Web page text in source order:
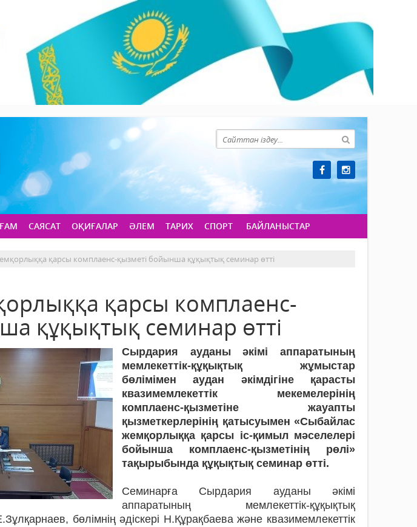
САЯСАТ ОҚИҒАЛАР ӘЛЕМ ТАРИХ СПОРТ БАЙЛАНЫСТАР
қарсы комплаенс-қызметі бойынша құқықтық семинар өтті
қарсы комплаенс-
құқықтық семинар өтті
Сырдария ауданы әкімі аппаратының
мемлекеттік-құқықтық жұмыстар
бөлімімен аудан әкімдігіне қарасты
квазимемлекеттік мекемелерінің
комплаенс-қызметіне жауапты
қызметкерлерінің қатысуымен «Сыбайлас
жемқорлыққа қарсы іс-қимыл мәселелері
бойынша комплаенс-қызметінің рөлі»
тақырыбында құқықтық семинар өтті.
Семинарға Сырдария ауданы әкімі
аппаратының мемлекеттік-құқықтық
бөлімнің әдіскері Н.Құрақбаева және квазимемлекеттік